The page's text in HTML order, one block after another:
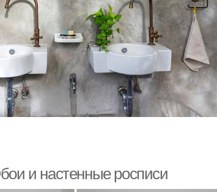
и настенные росписи